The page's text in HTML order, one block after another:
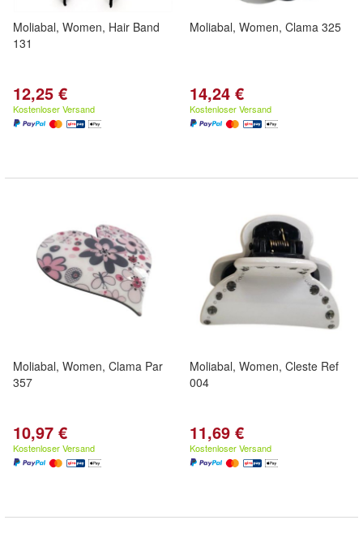
Moliabal, Women, Hair Band
131
12,25 €
Kostenloser Versand
Moliabal, Women, Clama 325
14,24 €
Kostenloser Versand
Moliabal, Women, Clama Par
357
10,97 €
Kostenloser Versand
Moliabal, Women, Cleste Ref
004
11,69 €
Kostenloser Versand